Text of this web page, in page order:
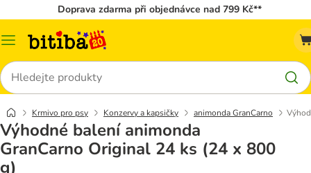
Doprava zdarma při objednávce nad 799 Kč**
Kategorie
Hledat
Krmivo pro psy Konzervy a kapsičky animonda GranCarno
Výhodné balení animonda
GranCarno Original 24 ks (24 x 800
g)